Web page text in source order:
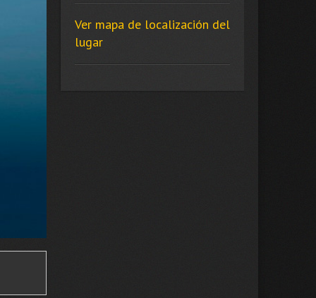
Ver mapa de localización del
lugar